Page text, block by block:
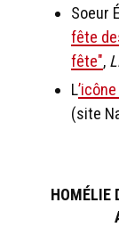
Soeur
fête
fête",
L
(site
HOMÉLIE